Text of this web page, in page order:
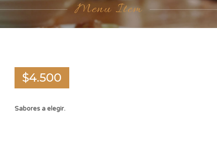
Menu Item
$4.500
Sabores a elegir.